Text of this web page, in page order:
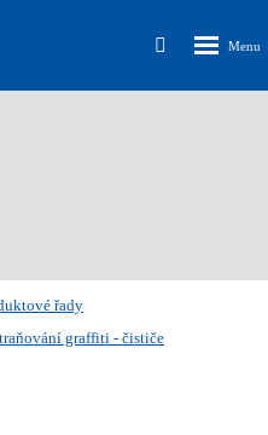
Vyhledávání
řady
graffiti - čističe